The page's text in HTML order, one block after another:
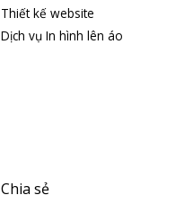
Thiết kế website
Dịch vụ In hình lên áo
Chia sẻ